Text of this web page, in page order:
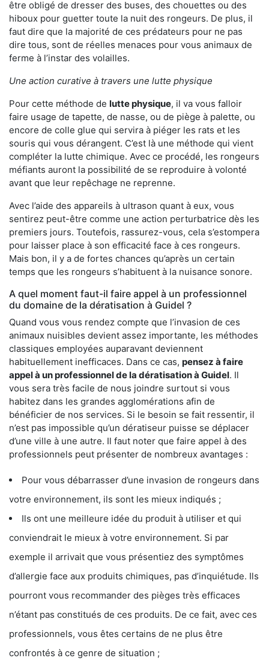
être obligé de dresser des buses, des chouettes ou des
hiboux pour guetter toute la nuit des rongeurs. De plus, il
faut dire que la majorité de ces prédateurs pour ne pas
dire tous, sont de réelles menaces pour vous animaux de
ferme à l’instar des volailles.
Une action curative à travers une lutte physique
Pour cette méthode de lutte physique, il va vous falloir
faire usage de tapette, de nasse, ou de piège à palette, ou
encore de colle glue qui servira à piéger les rats et les
souris qui vous dérangent. C’est là une méthode qui vient
compléter la lutte chimique. Avec ce procédé, les rongeurs
méfiants auront la possibilité de se reproduire à volonté
avant que leur repêchage ne reprenne.
Avec l’aide des appareils à ultrason quant à eux, vous
sentirez peut-être comme une action perturbatrice dès les
premiers jours. Toutefois, rassurez-vous, cela s’estompera
pour laisser place à son efficacité face à ces rongeurs.
Mais bon, il y a de fortes chances qu’après un certain
temps que les rongeurs s’habituent à la nuisance sonore.
A quel moment faut-il faire appel à un professionnel
du domaine de la dératisation à Guidel ?
Quand vous vous rendez compte que l’invasion de ces
animaux nuisibles devient assez importante, les méthodes
classiques employées auparavant deviennent
habituellement inefficaces. Dans ce cas, pensez à faire
appel à un professionnel de la dératisation à Guidel. Il
vous sera très facile de nous joindre surtout si vous
habitez dans les grandes agglomérations afin de
bénéficier de nos services. Si le besoin se fait ressentir, il
n’est pas impossible qu’un dératiseur puisse se déplacer
d’une ville à une autre. Il faut noter que faire appel à des
professionnels peut présenter de nombreux avantages :
Pour vous débarrasser d’une invasion de rongeurs dans
votre environnement, ils sont les mieux indiqués ;
Ils ont une meilleure idée du produit à utiliser et qui
conviendrait le mieux à votre environnement. Si par
exemple il arrivait que vous présentiez des symptômes
d’allergie face aux produits chimiques, pas d’inquiétude. Ils
pourront vous recommander des pièges très efficaces
n’étant pas constitués de ces produits. De ce fait, avec ces
professionnels, vous êtes certains de ne plus être
confrontés à ce genre de situation ;